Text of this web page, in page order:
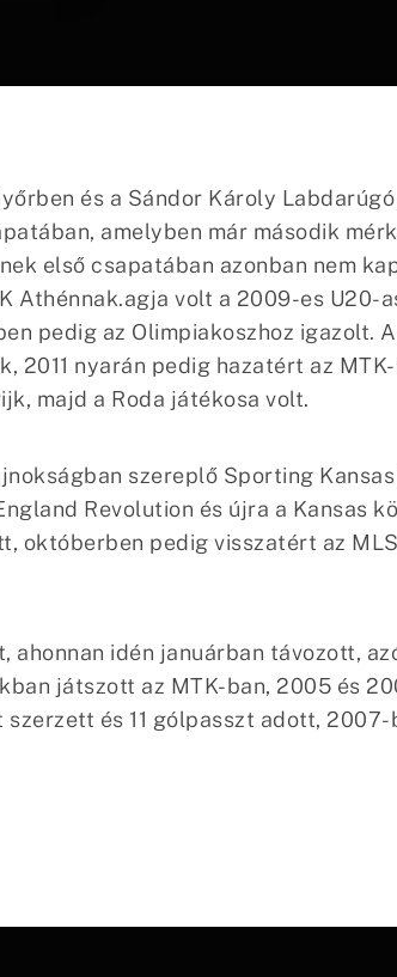
és a Sándor Károly
amelyben már második
első csapatában azonban nem
Athénnak.agja volt a 2009-es U20-
pedig az Olimpiakoszhoz igazolt.
2011 nyarán pedig hazatért az
majd a Roda játékosa volt.
szereplő Sporting
Revolution és újra a Kansas
októberben pedig visszatért az
ahonnan idén januárban távozott,
játszott az MTK-ban, 2005 és
és 11 gólpasszt adott,